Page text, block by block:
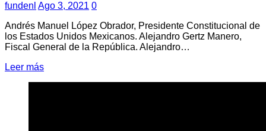
fundenl Ago 3, 2021 0
Andrés Manuel López Obrador, Presidente Constitucional de
los Estados Unidos Mexicanos. Alejandro Gertz Manero,
Fiscal General de la República. Alejandro…
Leer más